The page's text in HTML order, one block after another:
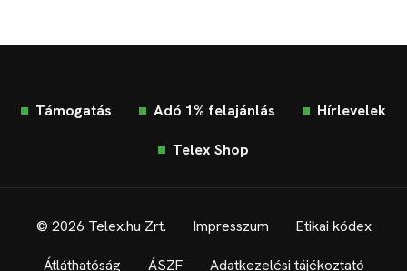
Támogatás Adó 1% felajánlás Hírlevelek
Telex Shop
© 2026 Telex.hu Zrt. Impresszum Etikai kódex
Átláthatóság ÁSZF Adatkezelési tájékoztató